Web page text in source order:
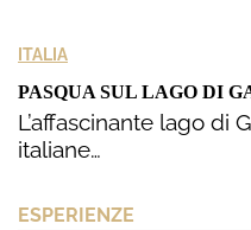
ITALIA
PASQUA SUL LAGO DI
L’affascinante lago di
italiane…
ESPERIENZE